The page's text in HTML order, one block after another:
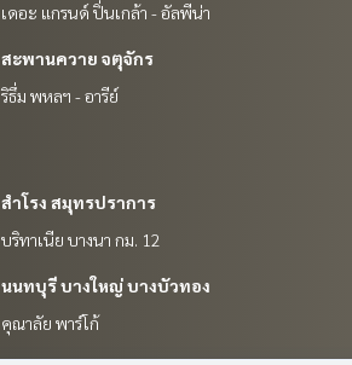
เดอะ แกรนด์ ปิ่นเกล้า - อัลพีน่า
สะพานควาย จตุจักร
ริธึ่ม พหลฯ - อารีย์
สำโรง สมุทรปราการ
บริทาเนีย บางนา กม. 12
นนทบุรี บางใหญ่ บางบัวทอง
คุณาลัย พาร์โก้